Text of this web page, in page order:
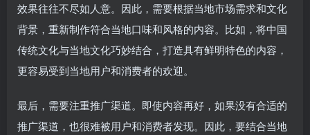
效果往往不尽如人意。因此，需要根据当地市场需求和文化
背景，重新制作符合当地口味和风格的内容。比如，将中国
传统文化与当地文化巧妙结合，打造具有鲜明特色的内容，
更容易受到当地用户和消费者的欢迎。
最后，需要注重推广渠道。即使内容再好，如果没有合适的
推广渠道，也很难被用户和消费者发现。因此，要结合当地